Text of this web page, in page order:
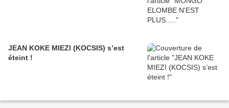
JEAN KOKE MIEZI (KOCSIS) s’est
éteint !